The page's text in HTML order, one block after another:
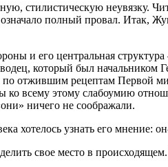
стилистическую неувязку.
полный провал. Итак,
и его центральная
который был начальником
по отжившим рецептам
ко всему этому слабоумию
ничего не соображали.
хотелось узнать его мнение:
свое место в